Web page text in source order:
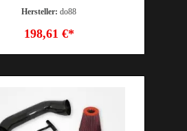
Hersteller:do88
198,61 €*